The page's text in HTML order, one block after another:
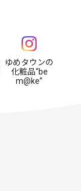
ゆめタウンの
化粧品“be
m@ke”